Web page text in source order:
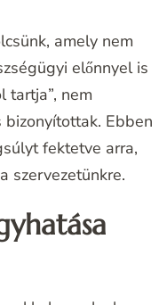
amely nem
előnnyel is
tartja”, nem
Ebben
fektetve arra,
szervezetünkre.